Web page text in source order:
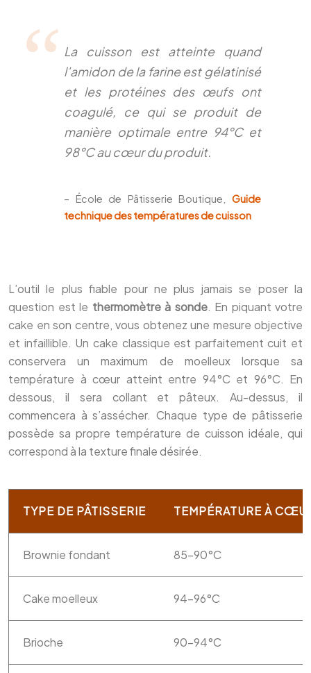
La cuisson est atteinte quand
l’amidon de la farine est gélatinisé
et les protéines des œufs ont
coagulé, ce qui se produit de
manière optimale entre 94°C et
98°C au cœur du produit.
– École de Pâtisserie Boutique, Guide
technique des températures de cuisson
L’outil le plus fiable pour ne plus jamais se poser la
question est le thermomètre à sonde. En piquant votre
cake en son centre, vous obtenez une mesure objective
et infaillible. Un cake classique est parfaitement cuit et
conservera un maximum de moelleux lorsque sa
température à cœur atteint entre 94°C et 96°C. En
dessous, il sera collant et pâteux. Au-dessus, il
commencera à s’assécher. Chaque type de pâtisserie
possède sa propre température de cuisson idéale, qui
correspond à la texture finale désirée.
TYPE DE PÂTISSERIE TEMPÉRATURE À
Brownie fondant 85-90°C
Cake moelleux 94-96°C
Brioche 90-94°C